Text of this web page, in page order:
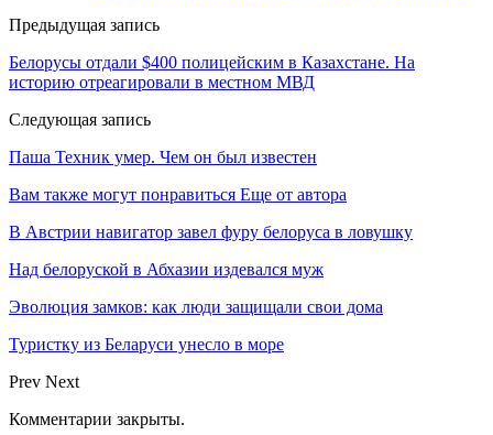
Предыдущая запись
Белорусы отдали $400 полицейским в Казахстане. На
историю отреагировали в местном МВД
Следующая запись
Паша Техник умер. Чем он был известен
Вам также могут понравиться Еще от автора
В Австрии навигатор завел фуру белоруса в ловушку
Над белоруской в Абхазии издевался муж
Эволюция замков: как люди защищали свои дома
Туристку из Беларуси унесло в море
Prev Next
Комментарии закрыты.